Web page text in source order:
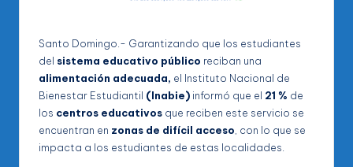
Santo Domingo.- Garantizando que los estudiantes
del sistema educativo público reciban una
alimentación adecuada, el Instituto Nacional de
Bienestar Estudiantil (Inabie) informó que el 21 % de
los centros educativos que reciben este servicio se
encuentran en zonas de difícil acceso , con lo que se
impacta a los estudiantes de estas localidades.